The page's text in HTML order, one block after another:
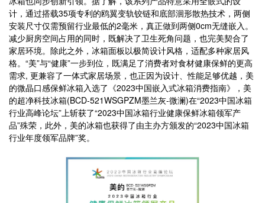
计，通过搭载35项专利的鸥翼变轨铰链和底部洄形散热技术，两侧
安装尺寸仅需预留行业最低的2毫米，真正做到两侧0cm无缝嵌入。
减少厨房空间占用的同时，既解决了卫生死角问题，也完美契合了
家居环境。除此之外，冰箱面板以极简设计风格，适配多种家居风
格。“美”与“健康”一步到位，既满足了消费者对食材健康保鲜的更高
需求, 更兼容了一体式家居场景，也正因为设计、性能足够优越，美
的微晶口感保鲜冰箱入选了《2023中国嵌入式冰箱消费指南》，美
的超净科技冰箱(BCD-521WSGPZM墨兰灰-微澜)在“2023中国冰箱
行业高峰论坛”上斩获了“2023中国冰箱行业健康保鲜冰箱领军产
品”殊荣，此外，美的冰箱也获得了由主办方颁发的“2023中国冰箱
行业年度领军品牌”奖。